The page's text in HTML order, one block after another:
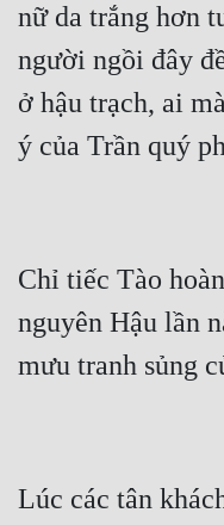
nữ da trắng hơn
người ngồi đây
ở hậu trạch, ai
ý của Trần quý
Chỉ tiếc Tào
nguyên Hậu lần
mưu tranh sủng
Lúc các tân